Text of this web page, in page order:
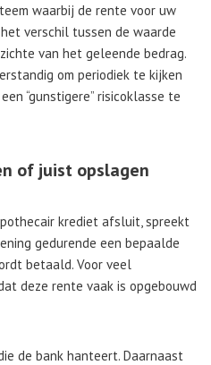
waarbij de rente voor uw
verschil tussen de waarde
van het geleende bedrag.
om periodiek te kijken
“gunstigere” risicoklasse te
of juist opslagen
krediet afsluit, spreekt
gedurende een bepaalde
betaald. Voor veel
deze rente vaak is opgebouwd
de bank hanteert. Daarnaast